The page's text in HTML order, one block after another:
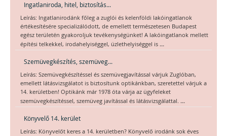
Ingatlaniroda, hitel, biztosítás...
Leírás: Ingatlanirodánk főleg a zuglói és kelenföldi lakóingatlanok
értékesítésére specializálódott, de emellett természetesen Budapest
egész területén gyakoroljuk tevékenységünket! A lakóingatlanok mellett
építési telkekkel, irodahelyiséggel, üzlethelyiséggel is ...
Szemüvegkészítés, szemüveg...
Leírás: Szemüvegkészítéssel és szemüvegjavítással várjuk Zuglóban,
emellett látásvizsgálatot is biztosítunk optikánkban, szeretettel várjuk a
14. kerületben! Optikánk már 1978 óta várja az ügyfeleket
szemüvegkészítéssel, szemüveg javítással és látásvizsgálattal. ...
Könyvelő 14. kerület
Leírás: Könyvelőt keres a 14. kerületben? Könyvelő irodánk sok éves